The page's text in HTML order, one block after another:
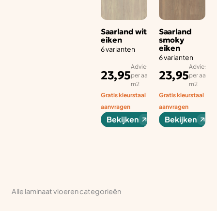
Saarland wit
eiken
6 varianten
23,95
Adviesprijs
per aantal
m2
Gratis kleurstaal
aanvragen
Bekijken
Saarland
smoky
eiken
6 varianten
23,95per aantal
m2
Gratis kleurstaal
aanvragen
Bekijken
Alle laminaat vloeren categorieën